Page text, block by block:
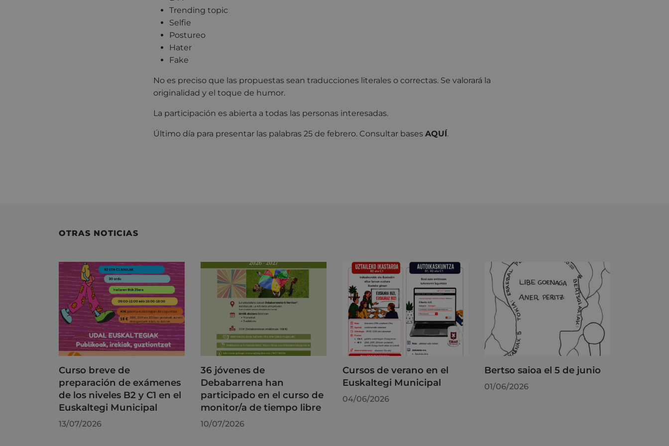
Trending topic
Selfie
Postureo
Hater
Fake
No es preciso que las propuestas sean traducciones literales o correctas. Se valorará la
originalidad y el toque de humor.
La participación es abierta a todas las personas interesadas.
Último día para presentar las palabras 25 de febrero. Consultar bases AQUÍ.
OTRAS NOTICIAS
Curso breve de
preparación de exámenes
de los niveles B2 y C1 en el
Euskaltegi Municipal
13/07/2026
36 jóvenes de
Debabarrena han
participado en el curso de
monitor/a de tiempo libre
10/07/2026
Cursos de verano en el
Euskaltegi Municipal
04/06/2026
Bertso saioa el 5 de junio
01/06/2026